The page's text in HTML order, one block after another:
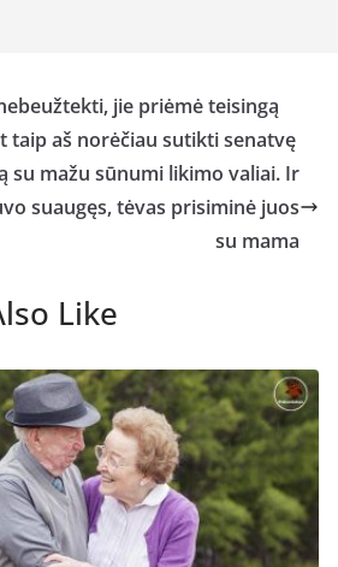
jie priėmė teisingą
taip aš norėčiau sutikti senatvę
su mažu sūnumi likimo valiai. Ir
suaugęs, tėvas prisiminė juos
su mama
Like